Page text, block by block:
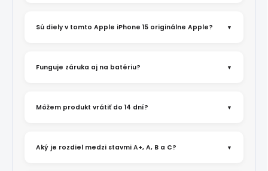
Sú diely v tomto Apple iPhone 15 originálne Apple?
Funguje záruka aj na batériu?
Môžem produkt vrátiť do 14 dní?
Aký je rozdiel medzi stavmi A+, A, B a C?